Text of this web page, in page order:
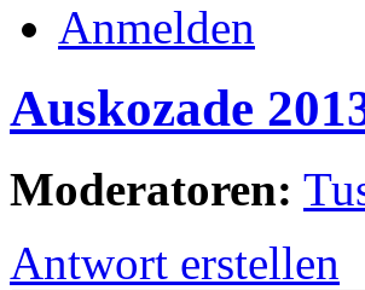
Anmelden
Auskozade
Moderatoren:
Antwort erstellen